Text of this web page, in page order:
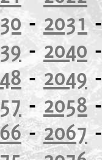
- 2031
- 2040
-2049
-2058
-2067